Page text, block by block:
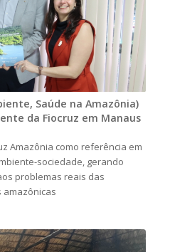
Saúde na Amazônia)
da Fiocruz em Manaus
Amazônia como referência em
sociedade, gerando
problemas reais das